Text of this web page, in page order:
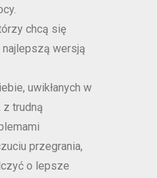
chcą się
wersją
uwikłanych w
z trudną
przegrania,
o lepsze